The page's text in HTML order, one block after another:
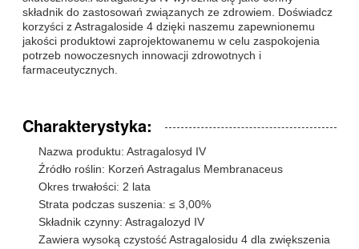
składnik do zastosowań związanych ze zdrowiem. Doświadcz
korzyści z Astragaloside 4 dzięki naszemu zapewnionemu
jakości produktowi zaprojektowanemu w celu zaspokojenia
potrzeb nowoczesnych innowacji zdrowotnych i
farmaceutycznych.
Charakterystyka:
Nazwa produktu: Astragalosyd IV
Źródło roślin: Korzeń Astragalus Membranaceus
Okres trwałości: 2 lata
Strata podczas suszenia: ≤ 3,00%
Składnik czynny: Astragalozyd IV
Zawiera wysoką czystość Astragalosidu 4 dla zwiększenia